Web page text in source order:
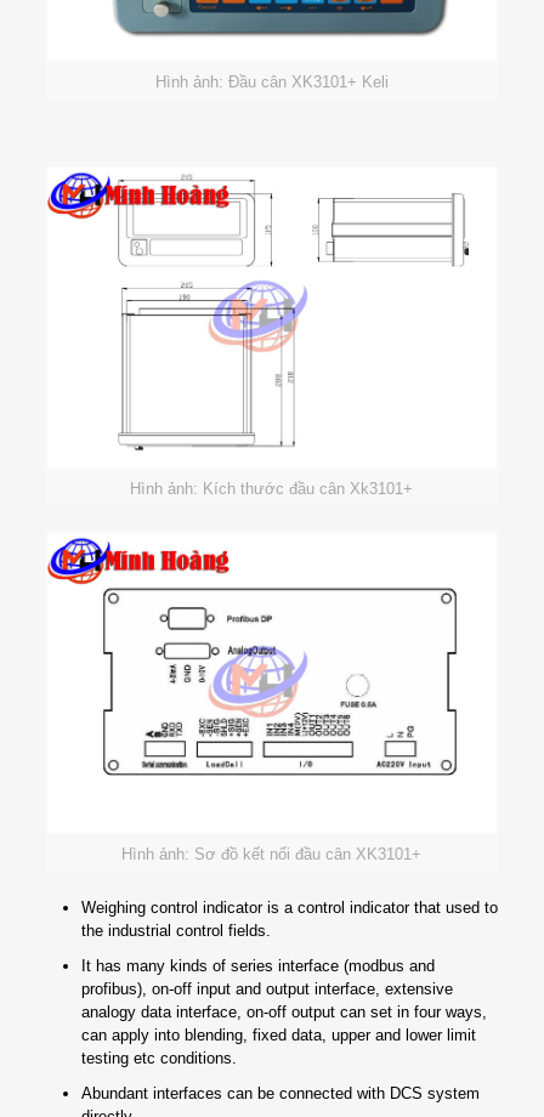
Hình ảnh: Đầu cân XK3101+ Keli
Hình ảnh: Kích thước đầu cân Xk3101+
Hình ảnh: Sơ đồ kết nối đầu cân XK3101+
Weighing control indicator is a control indicator that used to
the industrial control fields.
It has many kinds of series interface (modbus and
profibus), on-off input and output interface, extensive
analogy data interface, on-off output can set in four ways,
can apply into blending, fixed data, upper and lower limit
testing etc conditions.
Abundant interfaces can be connected with DCS system